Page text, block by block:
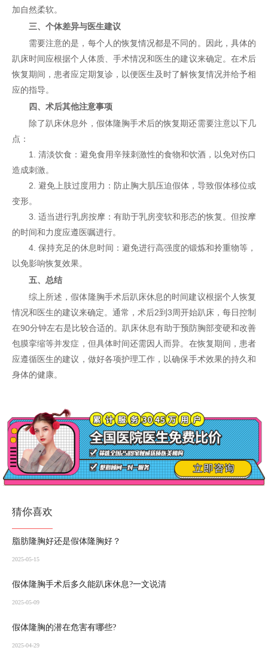
加自然柔软。
三、个体差异与医生建议
需要注意的是，每个人的恢复情况都是不同的。因此，具体的
趴床时间应根据个人体质、手术情况和医生的建议来确定。在术后
恢复期间，患者应定期复诊，以便医生及时了解恢复情况并给予相
应的指导。
四、术后其他注意事项
除了趴床休息外，假体隆胸手术后的恢复期还需要注意以下几
点：
1. 清淡饮食：避免食用辛辣刺激性的食物和饮酒，以免对伤口
造成刺激。
2. 避免上肢过度用力：防止胸大肌压迫假体，导致假体移位或
变形。
3. 适当进行乳房按摩：有助于乳房变软和形态的恢复。但按摩
的时间和力度应遵医嘱进行。
4. 保持充足的休息时间：避免进行高强度的锻炼和拎重物等，
以免影响恢复效果。
五、总结
综上所述，假体隆胸手术后趴床休息的时间建议根据个人恢复
情况和医生的建议来确定。通常，术后2到3周开始趴床，每日控制
在90分钟左右是比较合适的。趴床休息有助于预防胸部变硬和改善
包膜挛缩等并发症，但具体时间还需因人而异。在恢复期间，患者
应遵循医生的建议，做好各项护理工作，以确保手术效果的持久和
身体的健康。
猜你喜欢
脂肪隆胸好还是假体隆胸好？
2025-05-15
假体隆胸手术后多久能趴床休息?一文说清
2025-05-09
假体隆胸的潜在危害有哪些?
2025-04-29